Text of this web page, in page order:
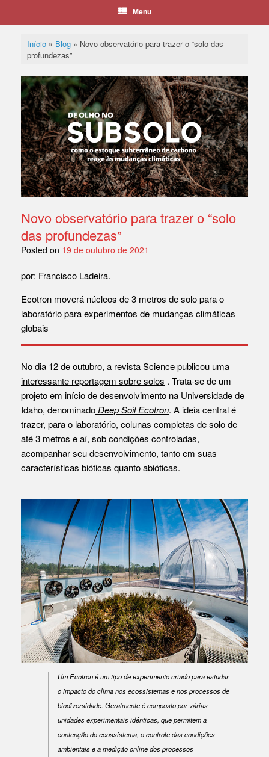
Menu
Início» Blog» Novo observatório para trazer o “solo das
profundezas”
Novo observatório para trazer o “solo
das profundezas”
Posted on 19 de outubro de 2021
por: Francisco Ladeira.
Ecotron moverá núcleos de 3 metros de solo para o
laboratório para experimentos de mudanças climáticas
globais
No dia 12 de outubro, a revista Science publicou uma
interessante reportagem sobre solos . Trata-se de um
projeto em início de desenvolvimento na Universidade de
Idaho, denominadoDeep Soil Ecotron. A ideia central é
trazer, para o laboratório, colunas completas de solo de
até 3 metros e aí, sob condições controladas,
acompanhar seu desenvolvimento, tanto em suas
características bióticas quanto abióticas.
Um Ecotron é um tipo de experimento criado para estudar
o impacto do clima nos ecossistemas e nos processos de
biodiversidade. Geralmente é composto por várias
unidades experimentais idênticas, que permitem a
contenção do ecossistema, o controle das condições
ambientais e a medição online dos processos